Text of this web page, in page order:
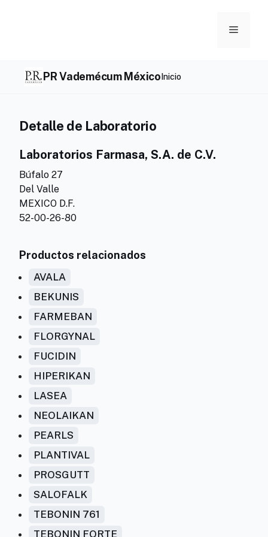
Menu
PR Vademécum MéxicoInicio
Detalle de Laboratorio
Laboratorios Farmasa, S.A. de C.V.
Búfalo 27
Del Valle
MEXICO D.F.
52-00-26-80
Productos relacionados
AVALA
BEKUNIS
FARMEBAN
FLORGYNAL
FUCIDIN
HIPERIKAN
LASEA
NEOLAIKAN
PEARLS
PLANTIVAL
PROSGUTT
SALOFALK
TEBONIN 761
TEBONIN FORTE